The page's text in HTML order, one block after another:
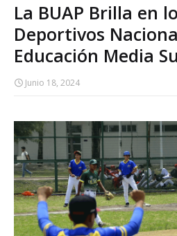
La BUAP Brilla en
Deportivos
Educación Media
Junio 18, 2024